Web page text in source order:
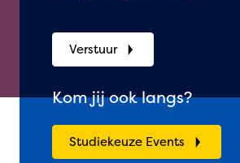
Verstuur
Kom jij ook langs?
Studiekeuze Events